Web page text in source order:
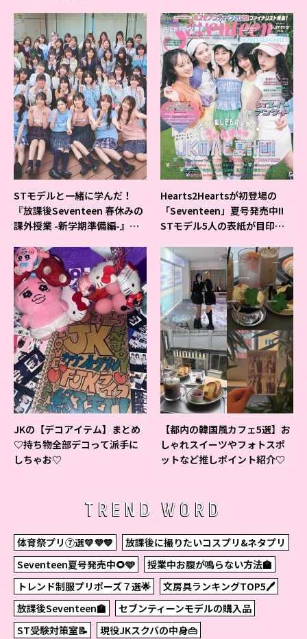
STモデルと一緒に学んだ！
『放課後Seventeen 春休みの
課外授業 -新学期準備編-』イ
Hearts2Heartsが初登場の
「Seventeen」夏号発売中!!
STモデル5人の表紙が目印だ
JKの【デコアイテム】まとめ
♡持ち物全部デコって派手に
しちゃお♡
【都内の韓国風カフェ5選】お
しゃれスイーツやフォトスポ
ットなど推しポイント紹介♡
TREND WORD
体育祭プリ⑦選💛💜💙
放課後に撮りたいコスプリ&ネタプリ
Seventeen夏号発売中🌻🩵
授業中お腹が鳴らない方法🏫
トレンド制服プリポーズ７選🌟
文房具ランキングTOP5🖊
放課後Seventeen🏫
セブンティーンモデルの購入品
ST受験対策室📝
現役JKスクバの中身👜